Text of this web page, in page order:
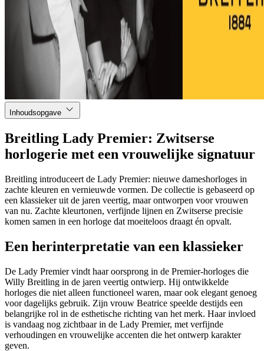
Inhoudsopgave
Breitling Lady Premier: Zwitserse
horlogerie met een vrouwelijke signatuur
Breitling introduceert de Lady Premier: nieuwe dameshorloges in
zachte kleuren en vernieuwde vormen. De collectie is gebaseerd op
een klassieker uit de jaren veertig, maar ontworpen voor vrouwen
van nu. Zachte kleurtonen, verfijnde lijnen en Zwitserse precisie
komen samen in een horloge dat moeiteloos draagt én opvalt.
Een herinterpretatie van een klassieker
De Lady Premier vindt haar oorsprong in de Premier-horloges die
Willy Breitling in de jaren veertig ontwierp. Hij ontwikkelde
horloges die niet alleen functioneel waren, maar ook elegant genoeg
voor dagelijks gebruik. Zijn vrouw Beatrice speelde destijds een
belangrijke rol in de esthetische richting van het merk. Haar invloed
is vandaag nog zichtbaar in de Lady Premier, met verfijnde
verhoudingen en vrouwelijke accenten die het ontwerp karakter
geven.